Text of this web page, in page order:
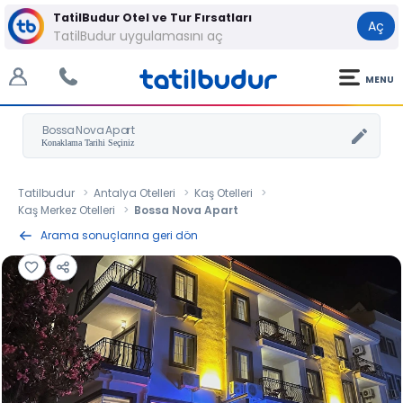
TatilBudur Otel ve Tur Fırsatları
TatilBudur uygulamasını aç
Aç
MENU
Bossa Nova Apart
Tatilbudur Antalya Otelleri
Kaş Otelleri
Kaş Merkez Otelleri
Bossa Nova Apart
Arama sonuçlarına geri dön